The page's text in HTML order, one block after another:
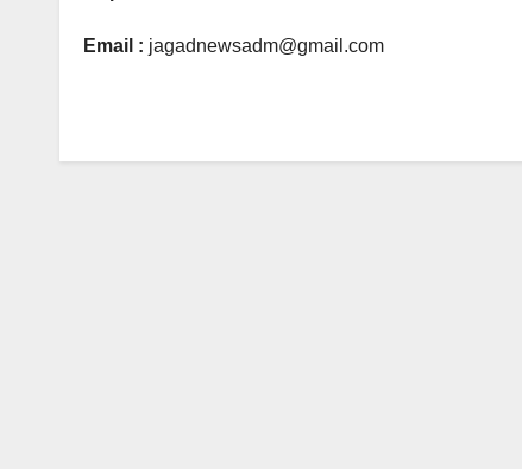
Email : jagadnewsadm@gmail.com